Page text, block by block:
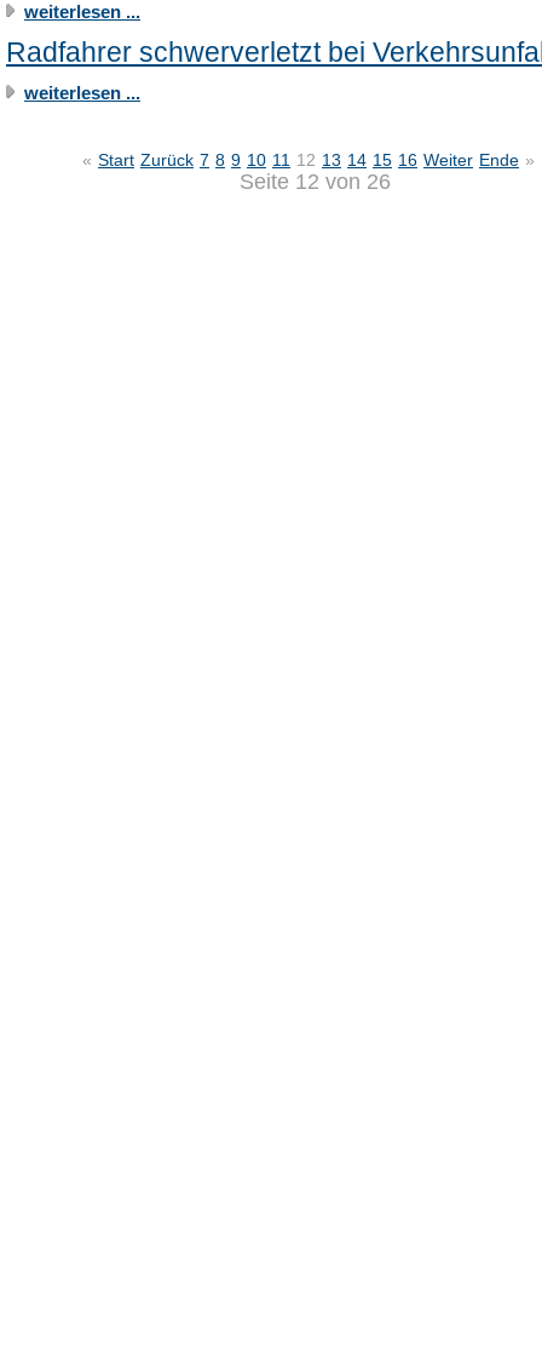
weiterlesen ...
Radfahrer schwerverletzt bei
weiterlesen ...
« Start Zurück 7 8 9 10 11 12 13 14 15 16 Weiter Ende »
Seite 12 von 26